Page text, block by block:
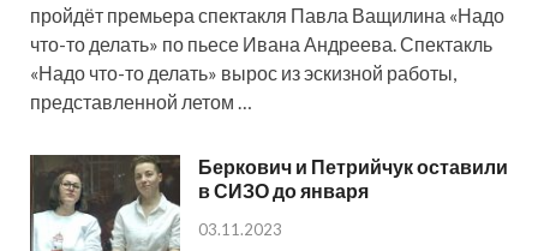
пройдёт премьера спектакля Павла Ващилина «Надо
что-то делать» по пьесе Ивана Андреева. Спектакль
«Надо что-то делать» вырос из эскизной работы,
представленной летом …
Беркович и Петрийчук оставили
в СИЗО до января
03.11.2023